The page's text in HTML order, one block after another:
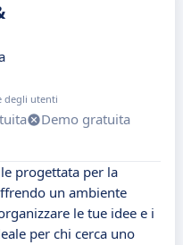
degli utenti
Demo gratuita
progettata per la
un ambiente
le tue idee e i
per chi cerca uno